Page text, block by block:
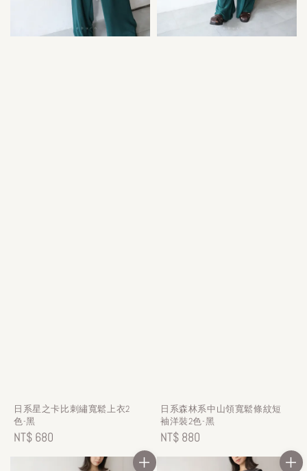
日系星之卡比刺繡寬鬆上衣2
色-黑
Regular
NT$ 680
日系森林系中山領寬鬆條紋短
袖洋裝2色-黑
Regular
price
NT$ 880